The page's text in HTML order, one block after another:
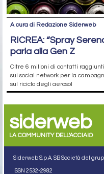
A cura di Redazione Siderweb
RICREA: “Spray
parla alla Gen Z
Oltre 6 milioni di contatti raggiunti
sui social network per la
sul riciclo degli aerosol
siderweb
LA COMMUNITY DELL'ACCIAIO
Siderweb S.p.A. SB Società del
ISSN 2532-2982